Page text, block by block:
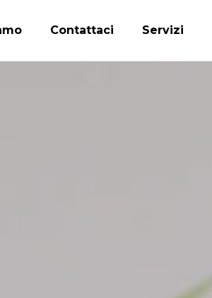
Contattaci Servizi